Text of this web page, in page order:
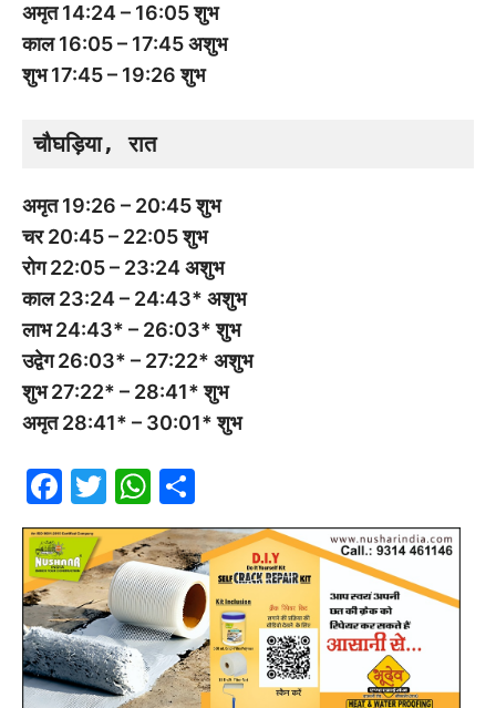
अमृत 14:24 – 16:05 शुभ
काल 16:05 – 17:45 अशुभ
शुभ 17:45 – 19:26 शुभ
चौघड़िया, रात
अमृत 19:26 – 20:45 शुभ
चर 20:45 – 22:05 शुभ
रोग 22:05 – 23:24 अशुभ
काल 23:24 – 24:43* अशुभ
लाभ 24:43* – 26:03* शुभ
उद्वेग 26:03* – 27:22* अशुभ
शुभ 27:22* – 28:41* शुभ
अमृत 28:41* – 30:01* शुभ
F
a
c
e
b
o
o
T
w
itt
er
W
h
at
s
A
p
p
h
ar
e